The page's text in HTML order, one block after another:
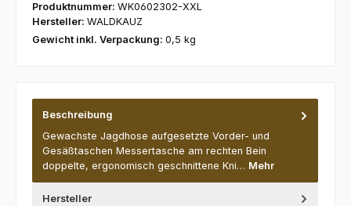
Produktnummer: WK0602302-XXL
Hersteller: WALDKAUZ
Gewicht inkl. Verpackung: 0,5 kg
Beschreibung
Gewachste Jagdhose aufgesetzte Vorder- und
Gesäßtaschen Messertasche am rechten Bein
doppelte, ergonomisch geschnittene Kni… Mehr
Hersteller